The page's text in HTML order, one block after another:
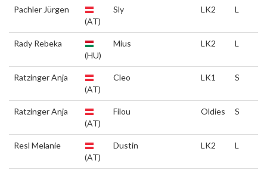
Pachler Jürgen
(AT)
Sly LK2 L
Rady Rebeka
(HU)
Mius LK2 L
Ratzinger Anja
(AT)
Cleo LK1 S
Ratzinger Anja
(AT)
Filou Oldies S
Resl Melanie
(AT)
Dustin LK2 L